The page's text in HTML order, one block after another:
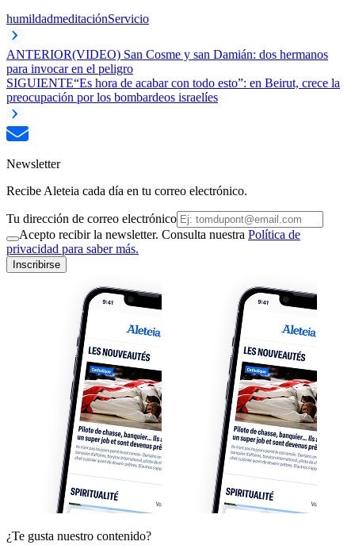
humildadmeditaciónServicio
ANTERIOR(VIDEO) San Cosme y san Damián: dos hermanos
para invocar en el peligro
SIGUIENTE“Es hora de acabar con todo esto”: en Beirut, crece la
preocupación por los bombardeos israelíes
Newsletter
Recibe Aleteia cada día en tu correo electrónico.
Tu dirección de correo electrónico
Acepto recibir la newsletter. Consulta nuestra Política de
privacidad para saber más.
Inscribirse
¿Te gusta nuestro contenido?